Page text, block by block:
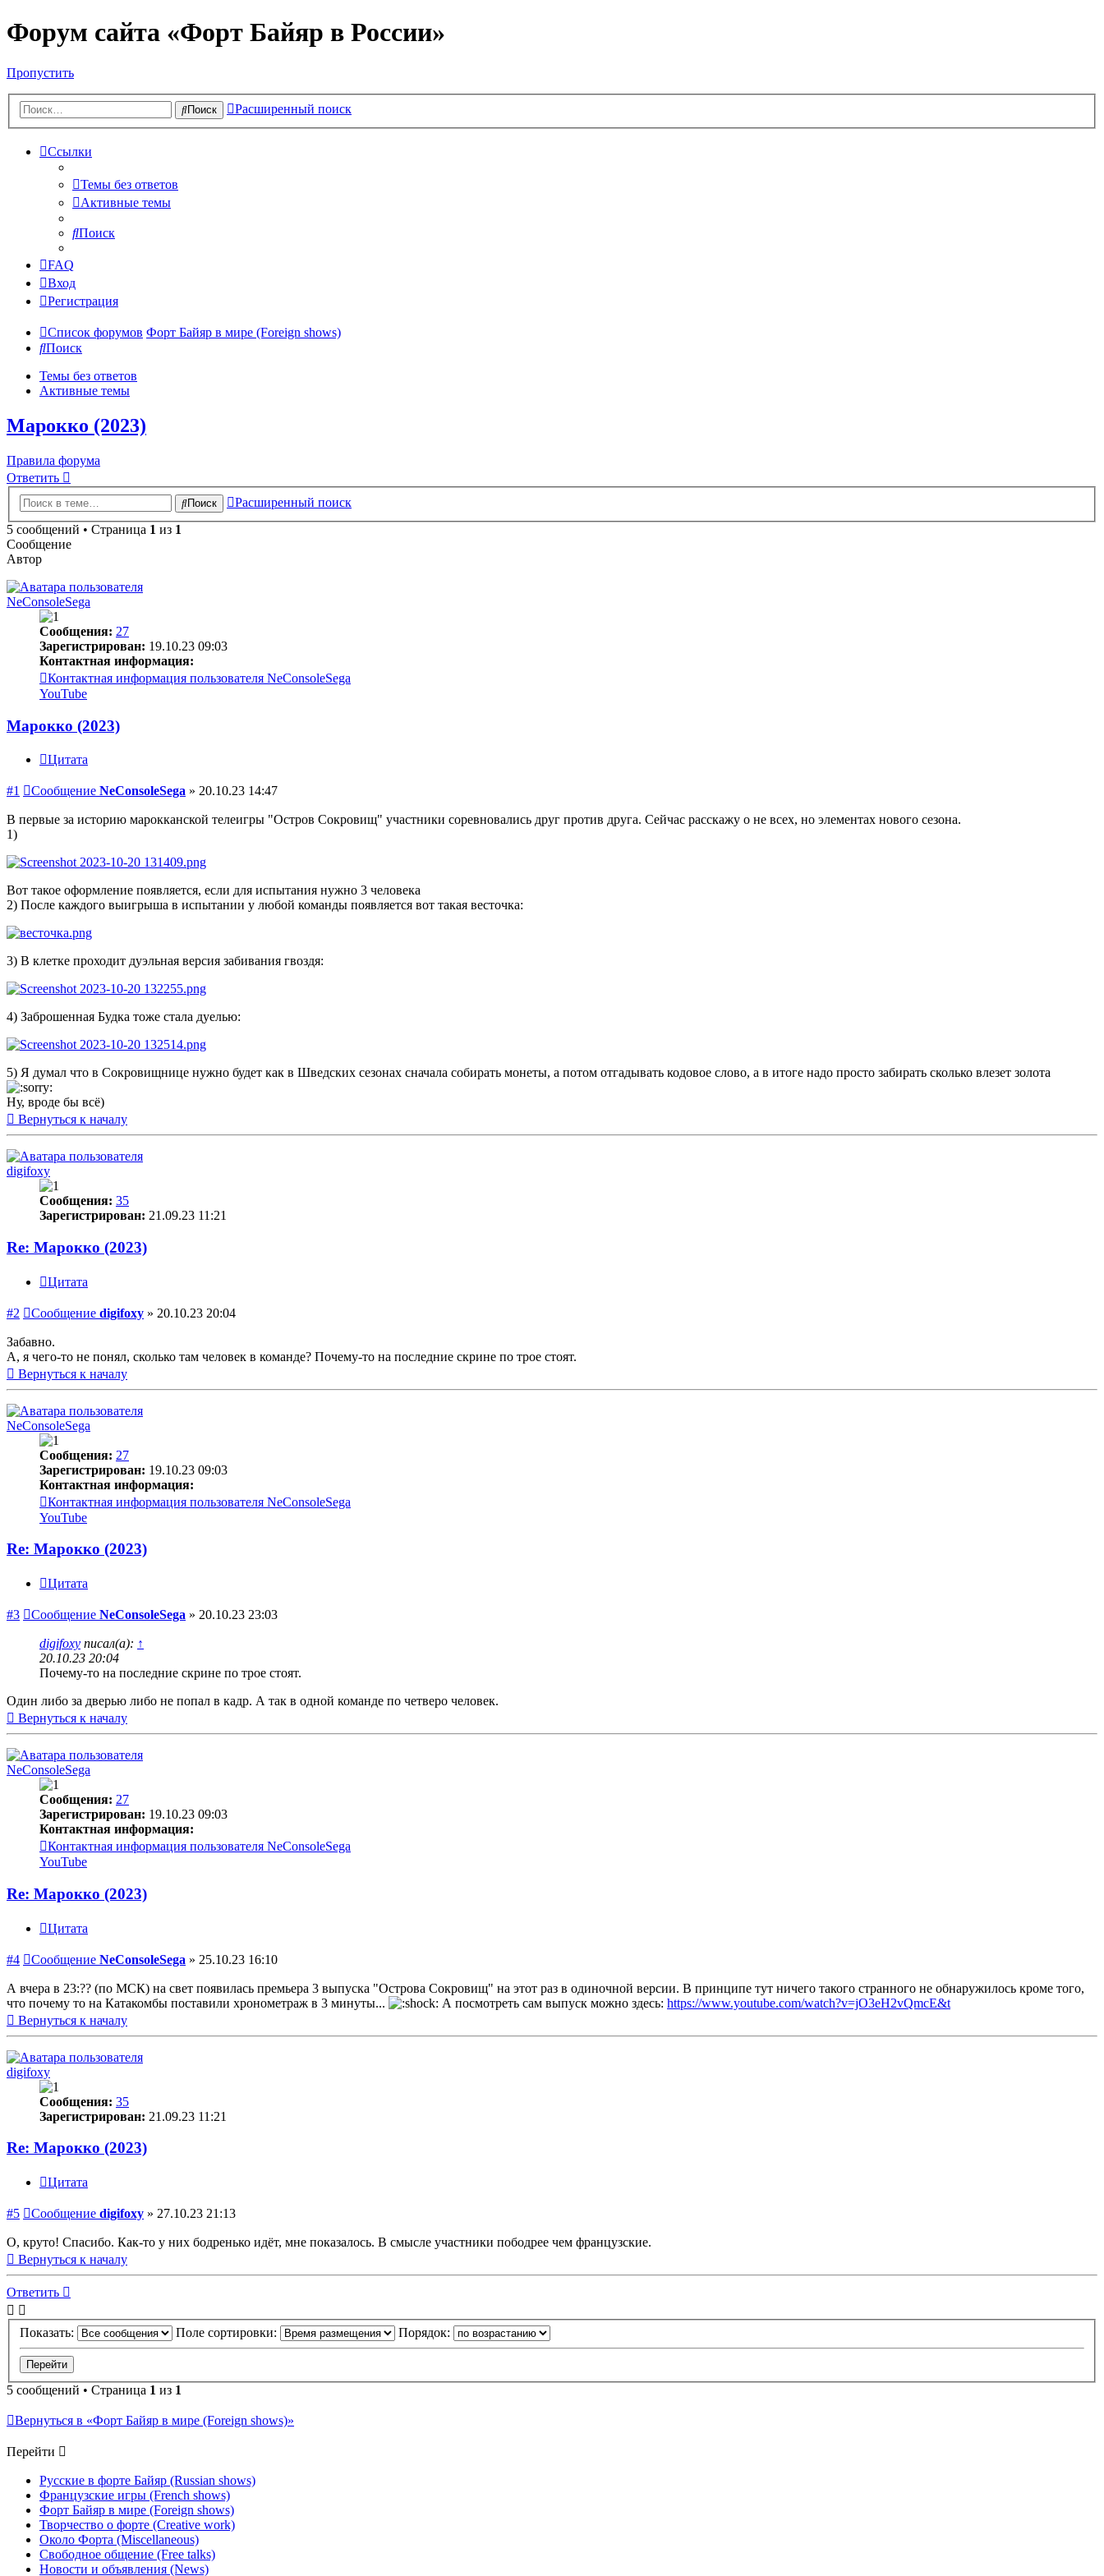
Форум сайта «Форт Байяр в России»
Пропустить
Поиск Расширенный поиск
Ссылки
Темы без ответов
Активные темы
Поиск
FAQ
Вход
Регистрация
Список форумов Форт Байяр в мире (Foreign shows)
Поиск
Темы без ответов
Активные темы
Марокко (2023)
Правила форума
Ответить
Поиск
Расширенный поиск
5 сообщений • Страница 1 из 1
Сообщение
Автор
NeConsoleSega
Сообщения: 27
Зарегистрирован: 19.10.23 09:03
Контактная информация:
Контактная информация пользователя NeConsoleSega
YouTube
Марокко (2023)
Цитата
#1 Сообщение NeConsoleSega » 20.10.23 14:47
В первые за историю марокканской телеигры "Остров Сокровищ" участники соревновались друг против друга. Сейчас расскажу о не всех, но элементах нового сезона.
1)
Вот такое оформление появляется, если для испытания нужно 3 человека
2) После каждого выигрыша в испытании у любой команды появляется вот такая весточка:
3) В клетке проходит дуэльная версия забивания гвоздя:
4) Заброшенная Будка тоже стала дуелью:
5) Я думал что в Сокровищнице нужно будет как в Шведских сезонах сначала собирать монеты, а потом отгадывать кодовое слово, а в итоге надо просто забирать сколько влезет золота
Ну, вроде бы всё)
Вернуться к началу
digifoxy
Сообщения: 35
Зарегистрирован: 21.09.23 11:21
Re: Марокко (2023)
Цитата
#2 Сообщение digifoxy » 20.10.23 20:04
Забавно.
А, я чего-то не понял, сколько там человек в команде? Почему-то на последние скрине по трое стоят.
Вернуться к началу
NeConsoleSega
Сообщения: 27
Зарегистрирован: 19.10.23 09:03
Контактная информация:
Контактная информация пользователя NeConsoleSega
YouTube
Re: Марокко (2023)
Цитата
#3 Сообщение NeConsoleSega » 20.10.23 23:03
digifoxy писал(а): ↑
20.10.23 20:04
Почему-то на последние скрине по трое стоят.
Один либо за дверью либо не попал в кадр. А так в одной команде по четверо человек.
Вернуться к началу
NeConsoleSega
Сообщения: 27
Зарегистрирован: 19.10.23 09:03
Контактная информация:
Контактная информация пользователя NeConsoleSega
YouTube
Re: Марокко (2023)
Цитата
#4 Сообщение NeConsoleSega » 25.10.23 16:10
А вчера в 23:?? (по МСК) на свет появилась премьера 3 выпуска "Острова Сокровищ" на этот раз в одиночной версии. В принципе тут ничего такого странного не обнаружилось кроме того,
что почему то на Катакомбы поставили хронометраж в 3 минуты...
А посмотреть сам выпуск можно здесь: https://www.youtube.com/watch?v=jO3eH2vQmcE&t
Вернуться к началу
digifoxy
Сообщения: 35
Зарегистрирован: 21.09.23 11:21
Re: Марокко (2023)
Цитата
#5 Сообщение digifoxy » 27.10.23 21:13
О, круто! Спасибо. Как-то у них бодренько идёт, мне показалось. В смысле участники пободрее чем французские.
Вернуться к началу
Ответить
Показать: Поле сортировки: Порядок:
5 сообщений • Страница 1 из 1
Вернуться в «Форт Байяр в мире (Foreign shows)»
Перейти
Русские в форте Байяр (Russian shows)
Французские игры (French shows)
Форт Байяр в мире (Foreign shows)
Творчество о форте (Creative work)
Около Форта (Miscellaneous)
Свободное общение (Free talks)
Новости и объявления (News)